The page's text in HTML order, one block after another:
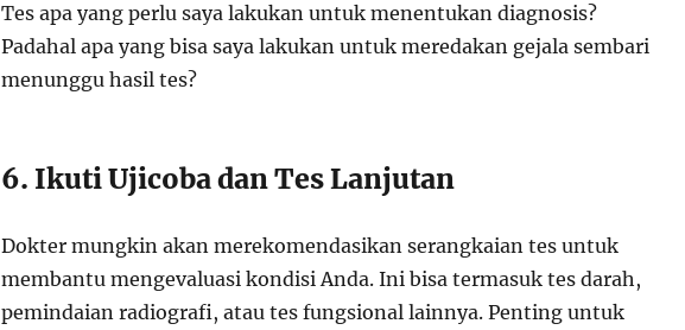
Tes apa yang perlu saya lakukan untuk menentukan diagnosis?
Padahal apa yang bisa saya lakukan untuk meredakan gejala sembari
menunggu hasil tes?
6. Ikuti Ujicoba dan Tes Lanjutan
Dokter mungkin akan merekomendasikan serangkaian tes untuk
membantu mengevaluasi kondisi Anda. Ini bisa termasuk tes darah,
pemindaian radiografi, atau tes fungsional lainnya. Penting untuk